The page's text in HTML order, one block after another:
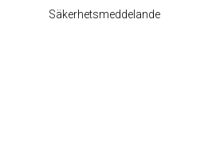
Säkerhetsmeddelande